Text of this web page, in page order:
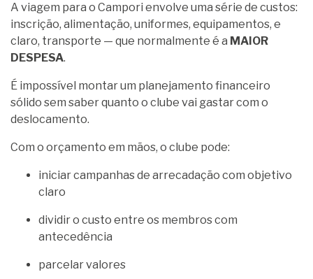
A viagem para o Campori envolve uma série de custos:
inscrição, alimentação, uniformes, equipamentos, e
claro, transporte — que normalmente é a MAIOR
DESPESA.
É impossível montar um planejamento financeiro
sólido sem saber quanto o clube vai gastar com o
deslocamento.
Com o orçamento em mãos, o clube pode:
iniciar campanhas de arrecadação com objetivo
claro
dividir o custo entre os membros com
antecedência
parcelar valores